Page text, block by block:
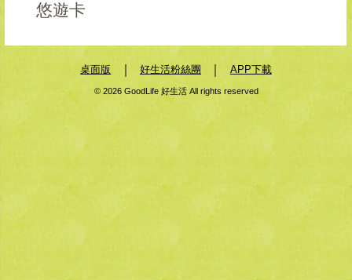
悠遊卡
桌面版 好生活粉絲團 APP下載
© 2026 GoodLife 好生活 All rights reserved